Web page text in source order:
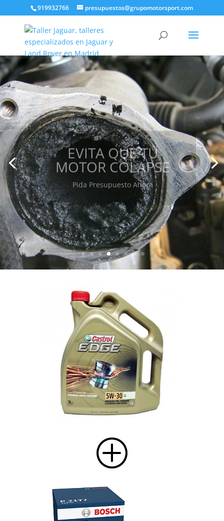
919932766 presupuestos@grupomotorsport.com
EVITA QUE TU
MOTOR COLAPSE
Pida Presupuesto Ahora
P